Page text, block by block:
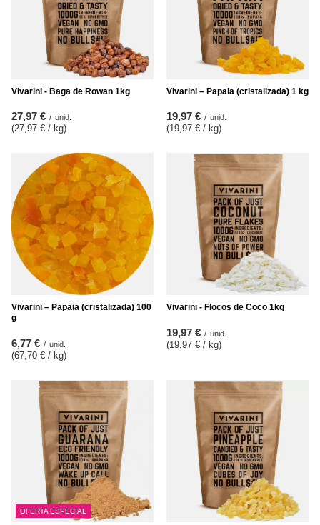
Vivarini - Baga de Rowan 1kg
27,97 € / unid.
(27,97 € / kg)
Vivarini – Papaia (cristalizada) 1 kg
19,97 € / unid.
(19,97 € / kg)
Vivarini – Papaia (cristalizada) 100
g
6,77 € / unid.
(67,70 € / kg)
Vivarini - Flocos de Coco 1kg
19,97 € / unid.
(19,97 € / kg)
OFERTA ESPECIAL